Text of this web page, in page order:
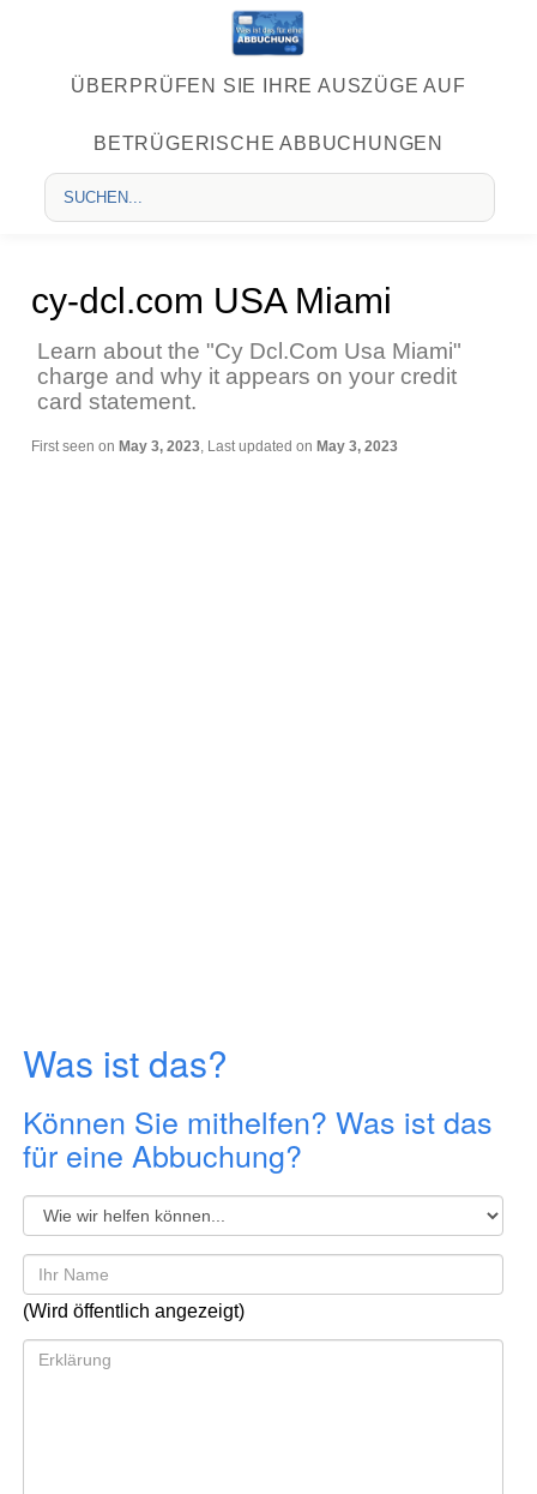
ÜBERPRÜFEN SIE IHRE AUSZÜGE AUF
BETRÜGERISCHE ABBUCHUNGEN
cy-dcl.com USA Miami
Learn about the "Cy Dcl.Com Usa Miami"
charge and why it appears on your credit
card statement.
First seen on May 3, 2023, Last updated on May 3, 2023
Was ist das?
Können Sie mithelfen? Was ist das
für eine Abbuchung?
(Wird öffentlich angezeigt)